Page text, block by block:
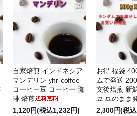
自家焙煎 インドネシア
マンデリン yhr-coffee
コーヒー豆 コーヒー 珈
琲 焙煎
1,120円(税込1,232円)
お得 福袋
ムで発送
文後焙煎 新
豆 豆のまま
2,800円(税